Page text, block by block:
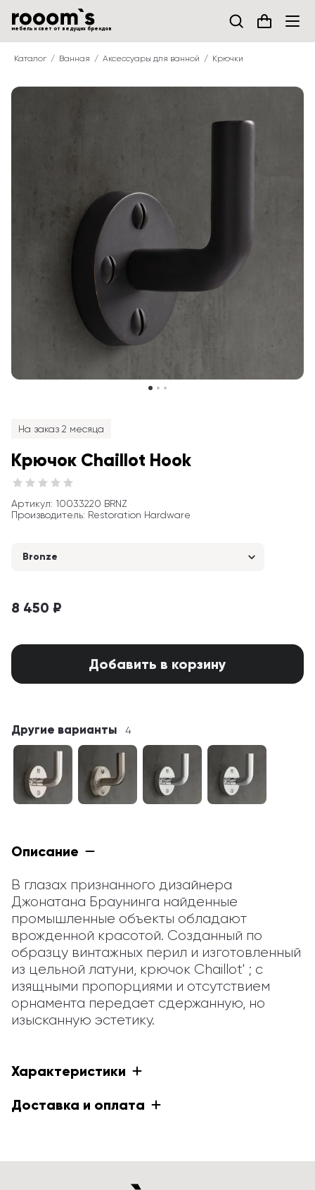
мебель и свет от ведущих брендов
Каталог Ванная Аксессуары для ванной Крючки
На заказ 2 месяца
Крючок Chaillot Hook
Артикул: 10033220 BRNZ
Производитель: Restoration Hardware
Bronze
8 450 ₽
Добавить в корзину
Другие варианты 4
Описание
В глазах признанного дизайнера
Джонатана Браунинга найденные
промышленные объекты обладают
врожденной красотой. Созданный по
образцу винтажных перил и изготовленный
из цельной латуни, крючок Chaillot' ; с
изящными пропорциями и отсутствием
орнамента передает сдержанную, но
изысканную эстетику.
Характеристики
Доставка и оплата